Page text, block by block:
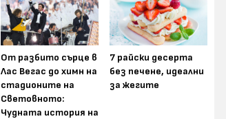
От разбито сърце в
Лас Вегас до химн на
стадионите на
Световното:
Чудната история на
7 райски десерта
без печене, идеални
за жегите